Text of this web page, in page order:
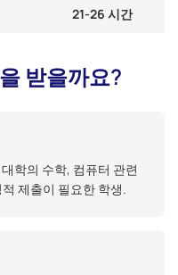
21-26 시간
받을까요?
학의 수학, 컴퓨터 관련
제출이 필요한 학생.